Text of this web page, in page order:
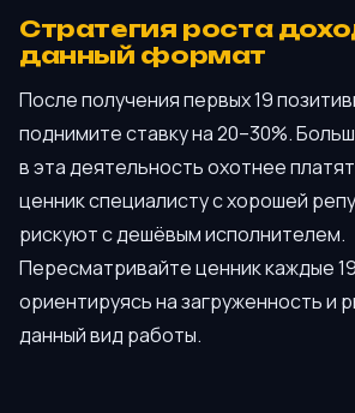
Стратегия роста
данный формат
После получения первых 19
поднимите ставку на 20–30%.
в эта деятельность охотнее
ценник специалисту с хорошей
рискуют с дешёвым исполнителем.
Пересматривайте ценник каждые
ориентируясь на загруженность и
данный вид работы.